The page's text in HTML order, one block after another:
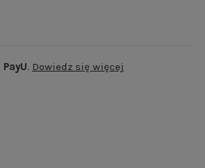
PayU. Dowiedz się więcej